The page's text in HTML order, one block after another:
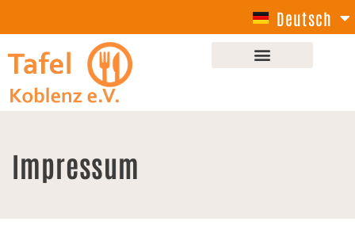
Deutsch
English
Impressum